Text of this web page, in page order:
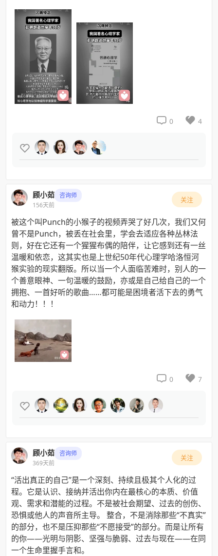
 0  4

顾小茹
咨询师
156天前
关注
被这个叫Punch的小猴子的视频弄哭了好几次，我们又何
曾不是Punch，被丢在社会里，学会去适应各种丛林法
则，好在它还有一个猩猩布偶的陪伴，让它感到还有一丝
温暖和依恋，这其实也是上世纪50年代心理学哈洛恒河
猴实验的现实翻版。所以当一个人面临苦难时，别人的一
个善意眼神、一句温暖的鼓励，亦或是自己给自己的一个
拥抱、一首好听的歌曲……都可能是困境者活下去的勇气
和动力！！！ ​
 0  7

顾小茹
咨询师
369天前
关注
“活出真正的自己”是一个深刻、持续且极其个人化的过
程。它是认识、接纳并活出你内在最核心的本质、价值
观、需求和潜能的过程。不是被社会期望、过去的创伤、
恐惧或他人的声音所主导。 整合，不是消除那些“不真实”
的部分，也不是压抑那些“不愿接受”的部分。而是让所有
的你——光明与阴影、坚强与脆弱、过去与现在——在同
一个生命里握手言和。